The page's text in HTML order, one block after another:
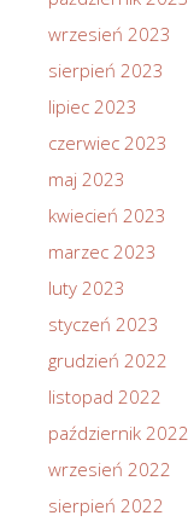
wrzesień 2023
sierpień 2023
lipiec 2023
czerwiec 2023
maj 2023
kwiecień 2023
marzec 2023
luty 2023
styczeń 2023
grudzień 2022
listopad 2022
październik 2022
wrzesień 2022
sierpień 2022